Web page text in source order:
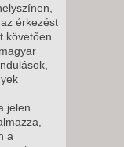
érkezést
követően
jelen
a